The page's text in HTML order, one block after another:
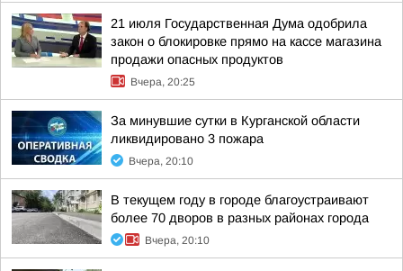
21 июля Государственная Дума одобрила
закон о блокировке прямо на кассе магазина
продажи опасных продуктов
Вчера, 20:25
За минувшие сутки в Курганской области
ликвидировано 3 пожара
Вчера, 20:10
В текущем году в городе благоустраивают
более 70 дворов в разных районах города
Вчера, 20:10